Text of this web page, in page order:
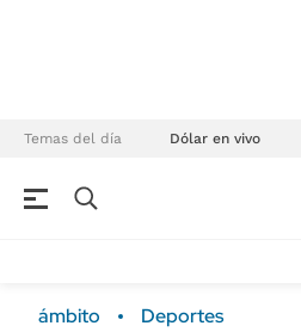
Temas del día Dólar en vivo
ámbito Deportes